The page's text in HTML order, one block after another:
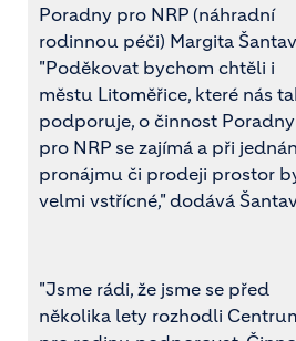
Poradny pro NRP (náhradní
rodinnou péči) Margita
"Poděkovat bychom chtěli i
městu Litoměřice, které nás
podporuje, o činnost Poradny
pro NRP se zajímá a při
pronájmu či prodeji prostor
velmi vstřícné," dodává
"Jsme rádi, že jsme se před
několika lety rozhodli